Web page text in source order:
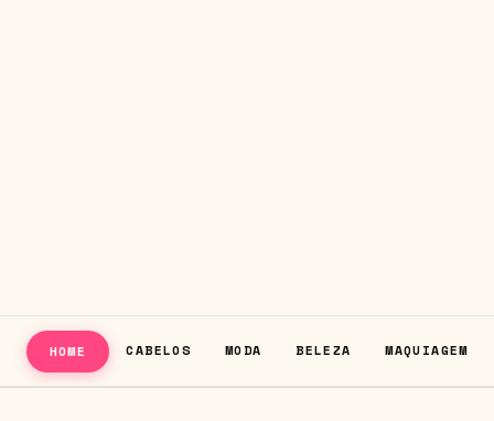
HOME CABELOS MODA BELEZA MAQUIAGEM